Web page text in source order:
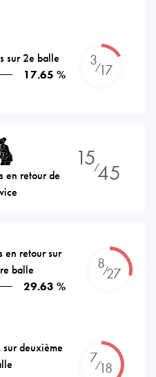
sur 2e balle
17.65 %
3⁄17
en retour de
15⁄45
en retour sur
balle
29.63 %
8⁄27
sur deuxième
7⁄18